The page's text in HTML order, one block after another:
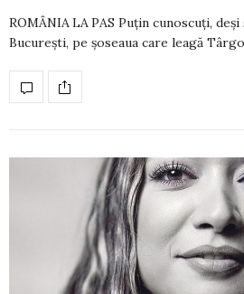
ROMÂNIA LA PAS Puțin cunoscuți,
București, pe șoseaua care leagă